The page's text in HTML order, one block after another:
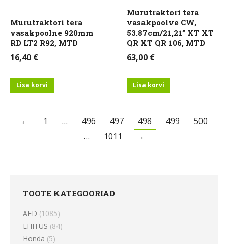
Murutraktori tera
vasakpoolne 920mm
RD LT2 R92, MTD
16,40 €
Lisa korvi
Murutraktori tera
vasakpoolve CW,
53.87cm/21,21” XT XT
QR XT QR 106, MTD
63,00 €
Lisa korvi
← 1 … 496 497 498 499
500
…
1011 →
TOOTE KATEGOORIAD
AED (1085)
EHITUS (84)
Honda (5)